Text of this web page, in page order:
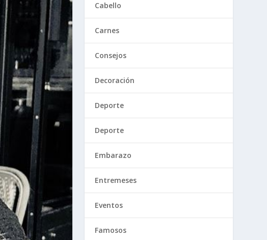
Cabello
Carnes
Consejos
Decoración
Deporte
Deporte
Embarazo
Entremeses
Eventos
Famosos